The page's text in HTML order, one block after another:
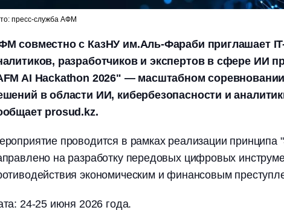
пресс-служба АФМ
совместно с КазНУ им.Аль-Фараби приглашает
разработчиков и экспертов в сфере ИИ
AI Hackathon 2026" — масштабном
в области ИИ, кибербезопасности и
prosud.kz.
проводится в рамках реализации принципа
на разработку передовых цифровых
экономическим и финансовым
24-25 июня 2026 года.